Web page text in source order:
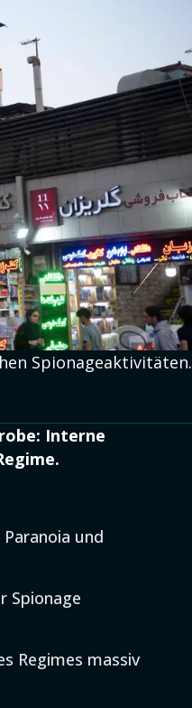
Spionageaktivitäten.
Interne
und
Spionage
Regimes massiv